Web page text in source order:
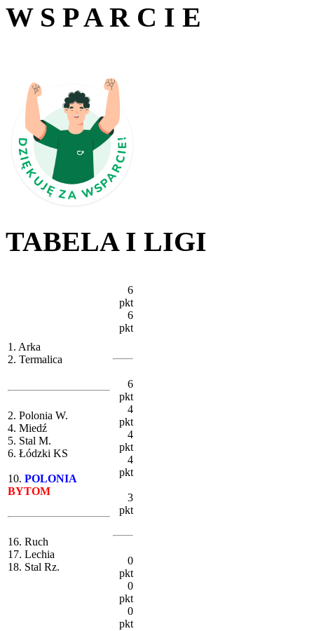
W S P A R C I E
TABELA I LIGI
1. Arka
2. Termalica
2. Polonia W.
4. Miedź
5. Stal M.
6. Łódzki KS
10. POLONIA
BYTOM
16. Ruch
17. Lechia
18. Stal Rz.
6
pkt
6
pkt
6
pkt
4
pkt
4
pkt
4
pkt
3
pkt
0
pkt
0
pkt
0
pkt